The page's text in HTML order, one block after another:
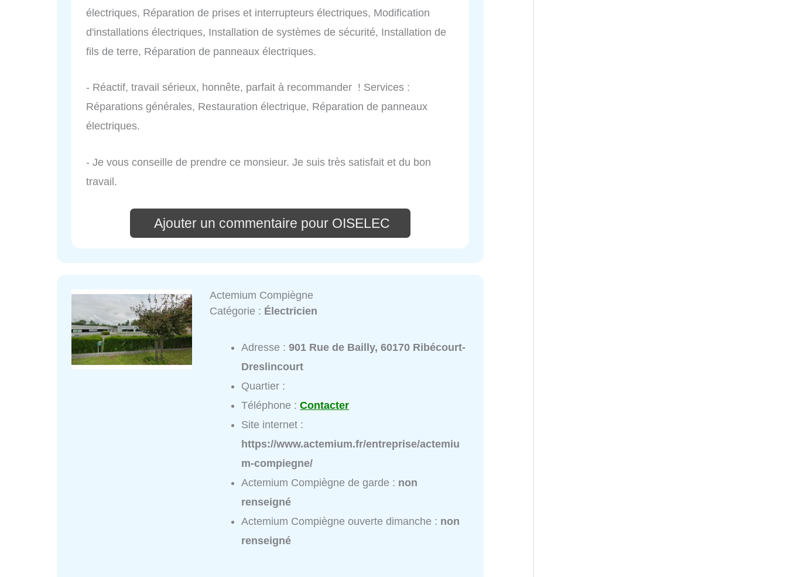
électriques, Réparation de prises et interrupteurs électriques, Modification
d'installations électriques, Installation de systèmes de sécurité, Installation de
fils de terre, Réparation de panneaux électriques.
- Réactif, travail sérieux, honnête, parfait à recommander ! Services :
Réparations générales, Restauration électrique, Réparation de panneaux
électriques.
- Je vous conseille de prendre ce monsieur. Je suis très satisfait et du bon
travail.
Ajouter un commentaire pour OISELEC
Actemium Compiègne
Catégorie : Électricien
Adresse :901 Rue de Bailly, 60170 Ribécourt-
Dreslincourt
Quartier :
Téléphone :Contacter
Site internet :
https://www.actemium.fr/entreprise/actemiu
m-compiegne/
Actemium Compiègne de garde : non
renseigné
Actemium Compiègne ouverte dimanche : non
renseigné